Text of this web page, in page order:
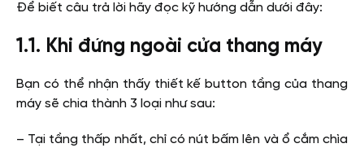
Để biết câu trả lời hãy đọc kỹ hướng dẫn dưới đây:
1.1. Khi đứng ngoài cửa thang máy
Bạn có thể nhận thấy thiết kế button tầng của thang
máy sẽ chia thành 3 loại như sau:
– Tại tầng thấp nhất, chỉ có nút bấm lên và ổ cắm chìa